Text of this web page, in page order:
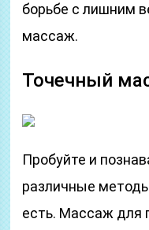
борьбе с лишним
массаж.
Точечный
Пробуйте и
различные
есть. Массаж для